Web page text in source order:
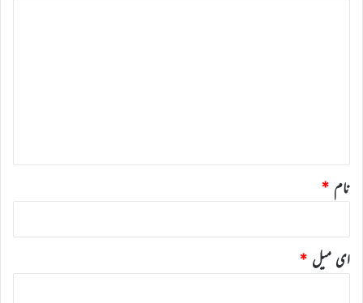
نام *
ای میل *